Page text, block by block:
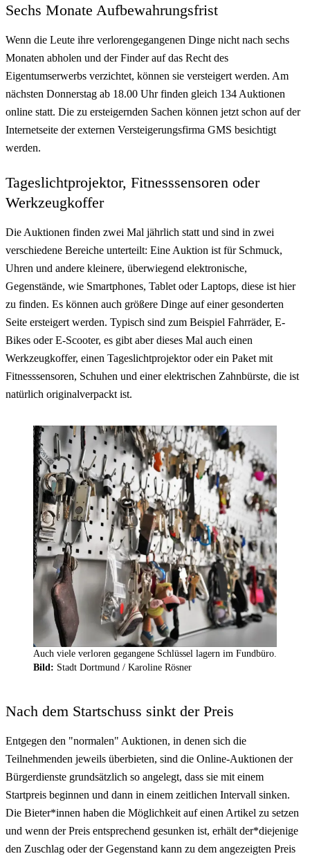
Sechs Monate Aufbewahrungsfrist
Wenn die Leute ihre verlorengegangenen Dinge nicht nach sechs
Monaten abholen und der Finder auf das Recht des
Eigentumserwerbs verzichtet, können sie versteigert werden. Am
nächsten Donnerstag ab 18.00 Uhr finden gleich 134 Auktionen
online statt. Die zu ersteigernden Sachen können jetzt schon auf der
Internetseite der externen Versteigerungsfirma GMS besichtigt
werden.
Tageslichtprojektor, Fitnesssensoren oder
Werkzeugkoffer
Die Auktionen finden zwei Mal jährlich statt und sind in zwei
verschiedene Bereiche unterteilt: Eine Auktion ist für Schmuck,
Uhren und andere kleinere, überwiegend elektronische,
Gegenstände, wie Smartphones, Tablet oder Laptops, diese ist hier
zu finden. Es können auch größere Dinge auf einer gesonderten
Seite ersteigert werden. Typisch sind zum Beispiel Fahrräder, E-
Bikes oder E-Scooter, es gibt aber dieses Mal auch einen
Werkzeugkoffer, einen Tageslichtprojektor oder ein Paket mit
Fitnesssensoren, Schuhen und einer elektrischen Zahnbürste, die ist
natürlich originalverpackt ist.
Auch viele verloren gegangene Schlüssel lagern im Fundbüro.
Bild: Stadt Dortmund / Karoline Rösner
Nach dem Startschuss sinkt der Preis
Entgegen den "normalen" Auktionen, in denen sich die
Teilnehmenden jeweils überbieten, sind die Online-Auktionen der
Bürgerdienste grundsätzlich so angelegt, dass sie mit einem
Startpreis beginnen und dann in einem zeitlichen Intervall sinken.
Die Bieter*innen haben die Möglichkeit auf einen Artikel zu setzen
und wenn der Preis entsprechend gesunken ist, erhält der*diejenige
den Zuschlag oder der Gegenstand kann zu dem angezeigten Preis